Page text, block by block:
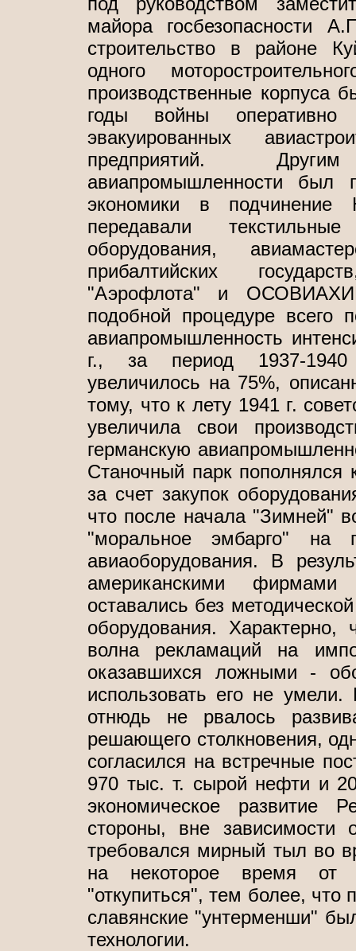
майора госбезопасности
строительство в районе
одного
производственные корпуса
годы войны оперативно
эвакуированных
предприятий.
авиапромышленности был
экономики в
передавали
оборудования,
прибалтийских
"Аэрофлота" и
подобной процедуре всего
авиапромышленность
г., за период 1937-1940
увеличилось на 75%,
тому, что к лету 1941 г.
увеличила свои
германскую
Станочный парк пополнялся
за счет закупок
что после начала "Зимней"
"моральное эмбарго" на
авиаоборудования. В
американскими фирмами
оставались без
оборудования. Характерно,
волна рекламаций на
оказавшихся ложными -
использовать его не умели.
отнюдь не рвалось
решающего столкновения,
согласился на встречные
970 тыс. т. сырой нефти и
экономическое развитие
стороны, вне зависимости
требовался мирный тыл во
на некоторое время от
"откупиться", тем более, что
славянские "унтерменши"
технологии.